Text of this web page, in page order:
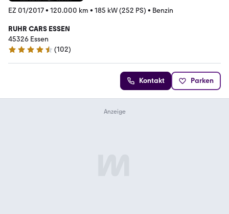
EZ 01/2017• 120.000 km • 185 kW (252 PS) • Benzin
RUHR CARS ESSEN
45326 Essen
4.6 Sterne
(102)
Kontakt Parken